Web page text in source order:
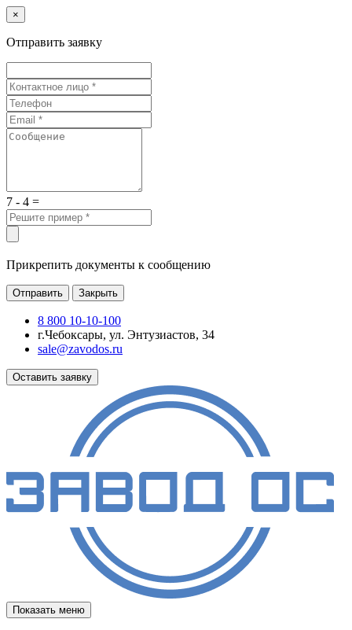
×
Отправить заявку
7 - 4 =
Прикрепить документы к сообщению
Отправить Закрыть
8 800 10-10-100
г.Чебоксары, ул. Энтузиастов, 34
sale@zavodos.ru
Оставить заявку
Показать меню